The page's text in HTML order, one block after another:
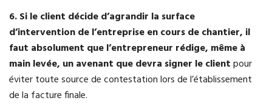
6. Si le client décide d’agrandir la surface
d’intervention de l’entreprise en cours de chantier, il
faut absolument que l’entrepreneur rédige, même à
main levée, un avenant que devra signer le clientpour
éviter toute source de contestation lors de l’établissement
de la facture finale.